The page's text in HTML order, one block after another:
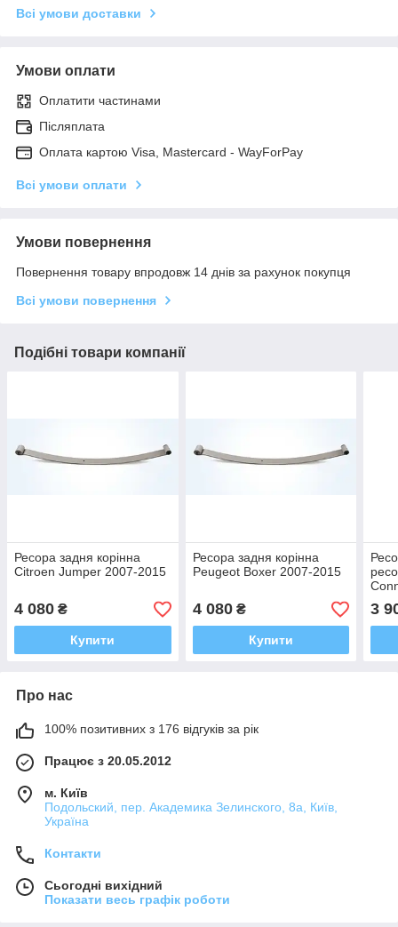
Всі умови доставки
Умови оплати
Оплатити частинами
Післяплата
Оплата картою Visa, Mastercard - WayForPay
Всі умови оплати
Умови повернення
Повернення товару впродовж 14 днів за рахунок покупця
Всі умови повернення
Подібні товари компанії
Ресора задня корінна
Citroen Jumper 2007-2015
4 080 ₴
Купити
Ресора задня корінна
Peugeot Boxer 2007-2015
4 080₴
Купити
3
Про нас
100% позитивних з 176 відгуків за рік
Працює з 20.05.2012
м. Київ
Подольский, пер. Академика Зелинского, 8а, Київ,
Україна
Контакти
Сьогодні вихідний
Показати весь графік роботи